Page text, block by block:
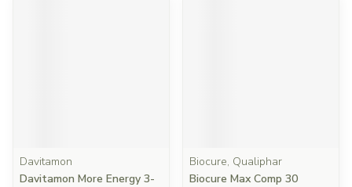
Davitamon
Davitamon More Energy 3-
Biocure, Qualiphar
Biocure Max Comp 30